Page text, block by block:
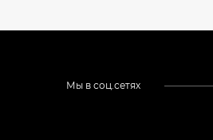
Мы в соц.сетях